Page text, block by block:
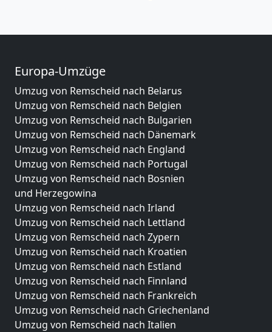
Europa-Umzüge
Umzug von Remscheid nach Belarus
Umzug von Remscheid nach Belgien
Umzug von Remscheid nach Bulgarien
Umzug von Remscheid nach Dänemark
Umzug von Remscheid nach England
Umzug von Remscheid nach Portugal
Umzug von Remscheid nach Bosnien
und Herzegowina
Umzug von Remscheid nach Irland
Umzug von Remscheid nach Lettland
Umzug von Remscheid nach Zypern
Umzug von Remscheid nach Kroatien
Umzug von Remscheid nach Estland
Umzug von Remscheid nach Finnland
Umzug von Remscheid nach Frankreich
Umzug von Remscheid nach Griechenland
Umzug von Remscheid nach Italien